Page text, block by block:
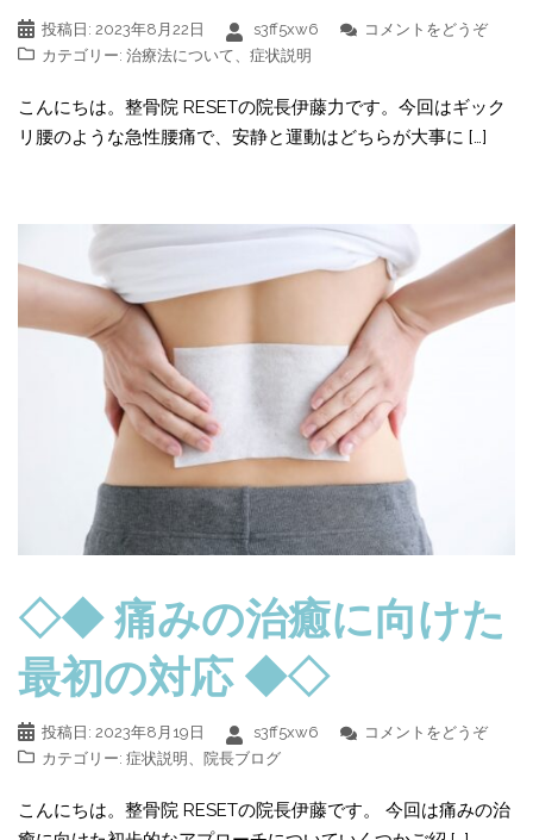
投稿日: 2023年8月22日 s3ff5xw6
コメントをどうぞ
カテゴリー: 治療法について 症状説明
こんにちは。整骨院 RESETの院長伊藤力です。今回はギック
リ腰のような急性腰痛で、安静と運動はどちらが大事に […]
◇◆ 痛みの治癒に向けた
最初の対応 ◆◇
投稿日: 2023年8月19日 s3ff5xw6
コメントをどうぞ
カテゴリー: 症状説明 、 院長ブログ
こんにちは。整骨院 RESETの院長伊藤です。 今回は痛みの治